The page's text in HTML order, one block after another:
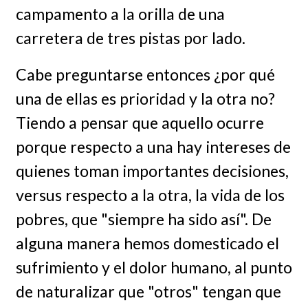
campamento a la orilla de una
carretera de tres pistas por lado.
Cabe preguntarse entonces ¿por qué
una de ellas es prioridad y la otra no?
Tiendo a pensar que aquello ocurre
porque respecto a una hay intereses de
quienes toman importantes decisiones,
versus respecto a la otra, la vida de los
pobres, que "siempre ha sido así". De
alguna manera hemos domesticado el
sufrimiento y el dolor humano, al punto
de naturalizar que "otros" tengan que